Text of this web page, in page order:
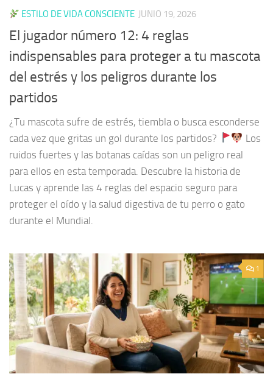
ESTILO DE VIDA CONSCIENTE JUNIO 19, 2026
El jugador número 12: 4 reglas
indispensables para proteger a tu mascota
del estrés y los peligros durante los
partidos
¿Tu mascota sufre de estrés, tiembla o busca esconderse
cada vez que gritas un gol durante los partidos?
Los
ruidos fuertes y las botanas caídas son un peligro real
para ellos en esta temporada. Descubre la historia de
Lucas y aprende las 4 reglas del espacio seguro para
proteger el oído y la salud digestiva de tu perro o gato
durante el Mundial.
1